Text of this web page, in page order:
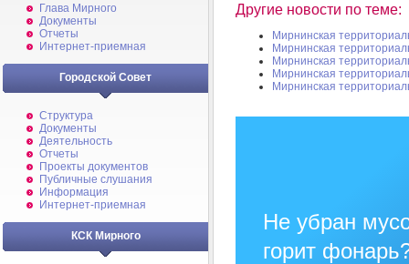
Глава Мирного
Документы
Отчеты
Интернет-приемная
Городской Совет
Структура
Документы
Деятельность
Отчеты
Проекты документов
Публичные слушания
Информация
Интернет-приемная
КСК Мирного
Другие новости по теме:
Мирнинская
Мирнинская
Мирнинская
Мирнинская
Мирнинская
Не убран
горит